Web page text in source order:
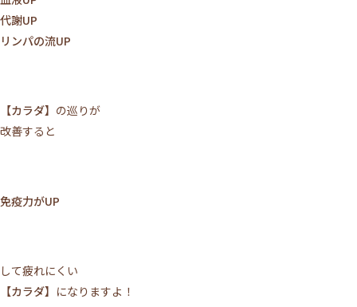
ご利用の流れ
ACCESS
BLOG
電話予約
代謝UP
リンパの流UP
【カラダ】 の巡りが
改善すると
免疫力がUP
して疲れにくい
【カラダ】 になりますよ！